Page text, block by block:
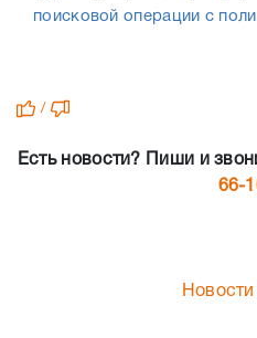
поисковой операции с
/
Есть новости? Пиши и
66-